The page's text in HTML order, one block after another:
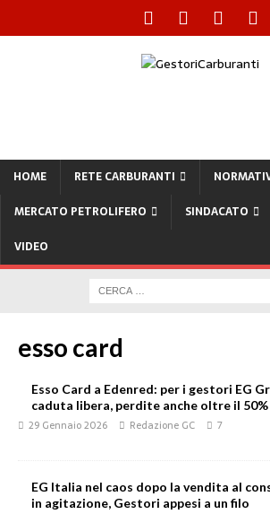
HOME RETE CARBURANTI
MERCATO PETROLIFERO
SINDACATO
VIDEO
esso card
Esso Card a Edenred: per i gestori EG
caduta libera, perdite anche oltre il 50%
29 Gennaio 2026 Redazione GC 7
EG Italia nel caos dopo la vendita al
in agitazione, Gestori appesi a un filo